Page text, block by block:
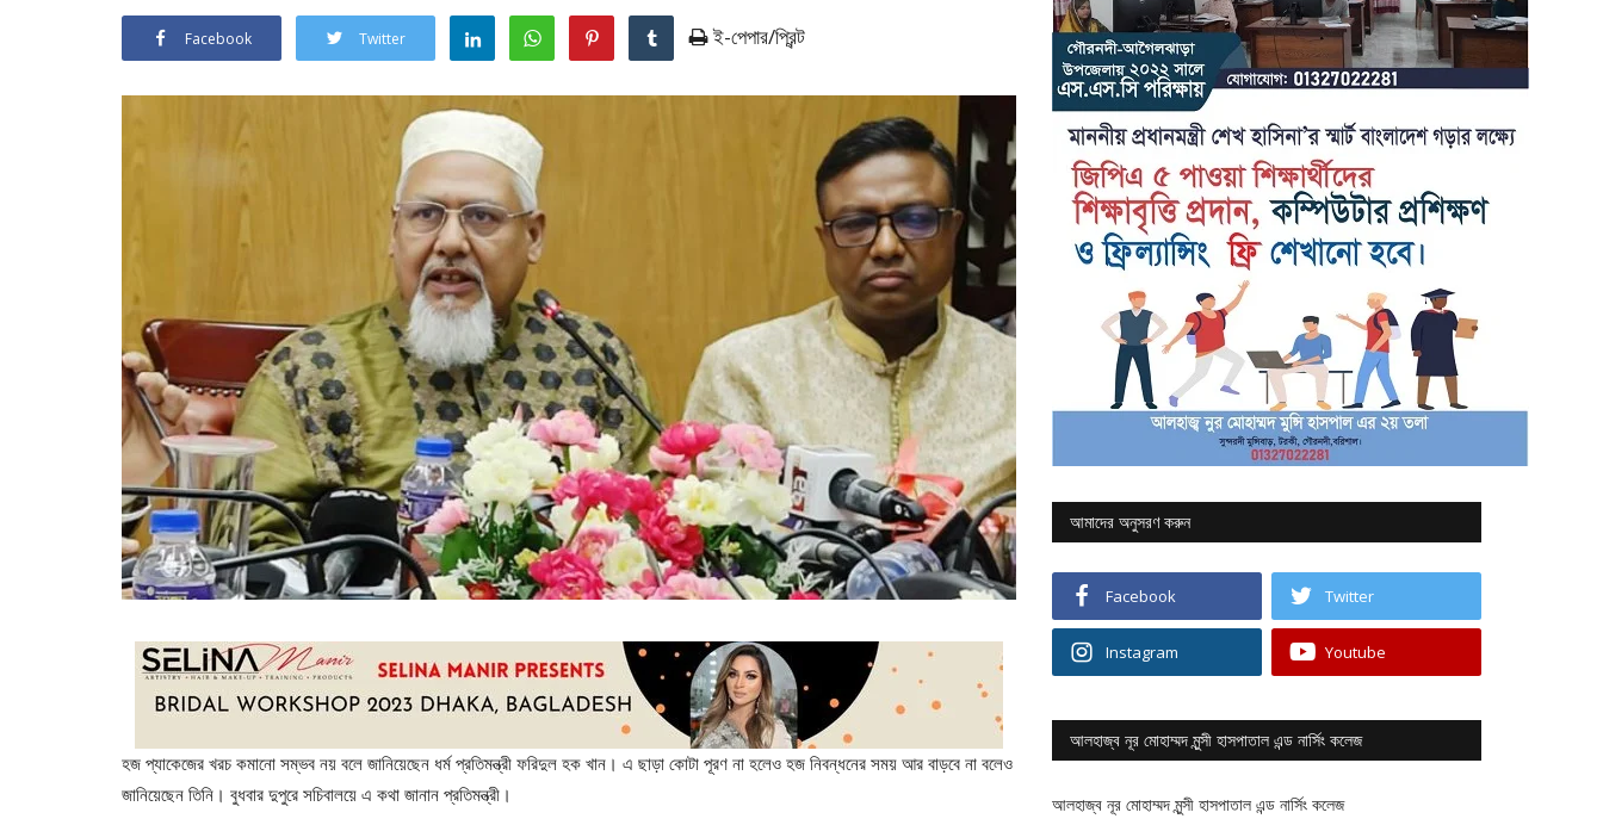
Facebook Twitter ই-পেপার/প্রিন্ট
হজ প্যাকেজের খরচ কমানো সম্ভব নয় বলে জানিয়েছেন ধর্ম প্রতিমন্ত্রী ফরিদুল হক খান। এ ছাড়া কোটা পূরণ না হলেও হজ নিবন্ধনের সময় আর বাড়বে না বলেও
জানিয়েছেন তিনি। বুধবার দুপুরে সচিবালয়ে এ কথা জানান প্রতিমন্ত্রী।
আমাদের অনুসরণ করুন
Facebook Twitter
Instagram Youtube
আলহাজ্ব নূর মোহাম্মদ মুন্সী হাসপাতাল এন্ড নার্সিং কলেজ
আলহাজ্ব নূর মোহাম্মদ মুন্সী হাসপাতাল এন্ড নার্সিং কলেজ